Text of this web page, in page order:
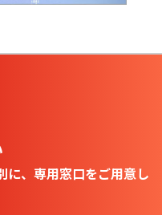
に、専用窓口をご用意し